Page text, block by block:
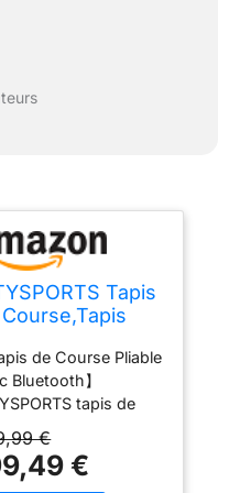
Tapis
h,avec
LED,APP
Tablet
Pad
pour la
et Le
de Course Pliable
Bluetooth】
tapis de
de tapis
pour la
€
€